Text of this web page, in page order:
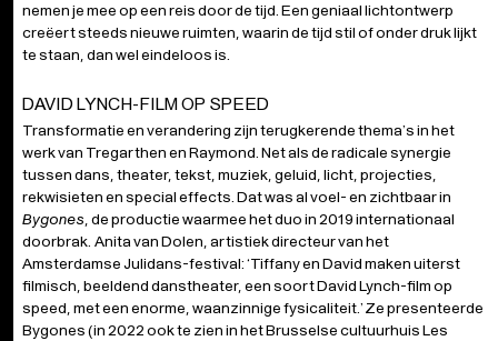
nemen je mee op een reis door de tijd. Een geniaal lichtontwerp
creëert steeds nieuwe ruimten, waarin de tijd stil of onder druk lijkt
te staan, dan wel eindeloos is.
DAVID LYNCH-FILM OP SPEED
Transformatie en verandering zijn terugkerende thema’s in het
werk van Tregarthen en Raymond. Net als de radicale synergie
tussen dans, theater, tekst, muziek, geluid, licht, projecties,
rekwisieten en special effects. Dat was al voel- en zichtbaar in
Bygones, de productie waarmee het duo in 2019 internationaal
doorbrak. Anita van Dolen, artistiek directeur van het
Amsterdamse Julidans-festival: ‘Tiffany en David maken uiterst
filmisch, beeldend danstheater, een soort David Lynch-film op
speed, met een enorme, waanzinnige fysicaliteit.’ Ze presenteerde
Bygones (in 2022 ook te zien in het Brusselse cultuurhuis Les